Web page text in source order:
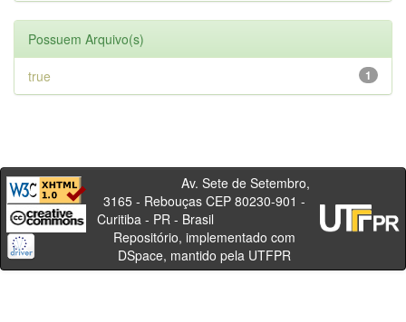
Possuem Arquivo(s)
1
true
Av. Sete de Setembro,
3165 - Rebouças CEP 80230-901 -
Curitiba - PR - Brasil
Repositório, implementado com
DSpace, mantido pela UTFPR